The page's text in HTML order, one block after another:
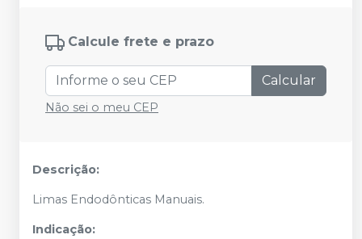
Calcule frete e prazo
Calcular
Não sei o meu CEP
Descrição:
Limas Endodônticas Manuais.
Indicação: